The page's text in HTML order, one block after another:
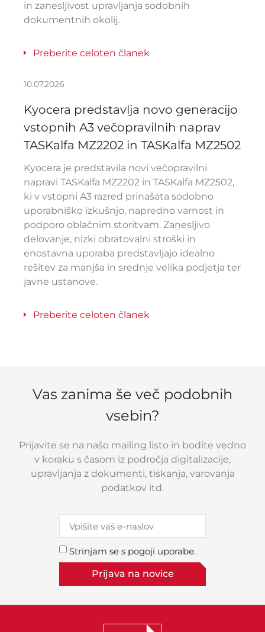
in zanesljivost upravljanja sodobnih
dokumentnih okolij.
Preberite celoten članek
10.07.2026
Kyocera predstavlja novo generacijo
vstopnih A3 večopravilnih naprav
TASKalfa MZ2202 in TASKalfa MZ2502
Kyocera je predstavila novi večopravilni
napravi TASKalfa MZ2202 in TASKalfa MZ2502,
ki v vstopni A3 razred prinašata sodobno
uporabniško izkušnjo, napredno varnost in
podporo oblačnim storitvam. Zanesljivo
delovanje, nizki obratovalni stroški in
enostavna uporaba predstavljajo idealno
rešitev za manjša in srednje velika podjetja ter
javne ustanove.
Preberite celoten članek
Vas zanima še več podobnih
vsebin?
Prijavite se na našo mailing listo in bodite vedno
v koraku s časom iz področja digitalizacije,
upravljanja z dokumenti, tiskanja, varovanja
podatkov itd.
Strinjam se s pogoji uporabe.
Prijava na novice